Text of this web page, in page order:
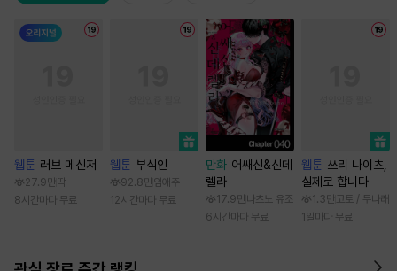
웹툰 러브 메신저
27.9만 딱
8시간마다 무료
웹툰 부식인
92.8만 임애주
12시간마다 무료
만화 어쌔신&신데
렐라
17.9만 나츠노 유조
6시간마다 무료
웹툰 쓰리 나이츠,
실제로 합니다
1.3만 고토 / 두나래
1일마다 무료